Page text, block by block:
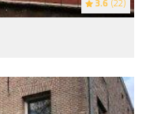
3.6 (22)